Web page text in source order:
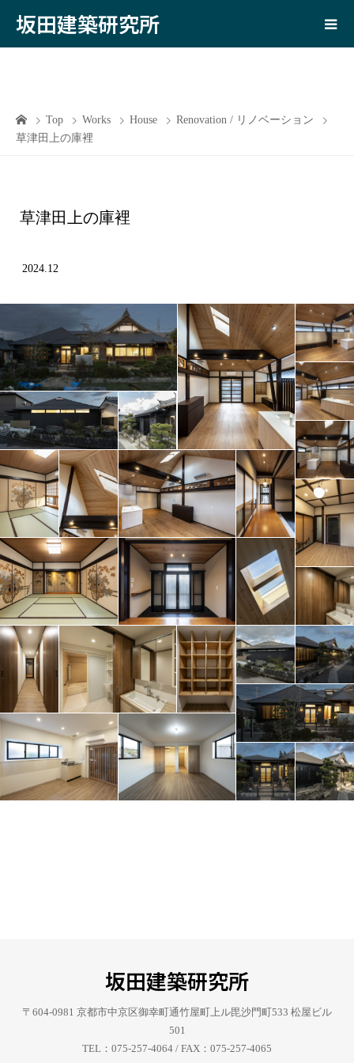
坂田建築研究所
Top Works House
Renovation / リノベーション
草津田上の庫裡
草津田上の庫裡
2024.12
坂田建築研究所
〒604-0981 京都市中京区御幸町通竹屋町上ル毘沙門町533 松屋ビル
501
TEL：075-257-4064 / FAX：075-257-4065